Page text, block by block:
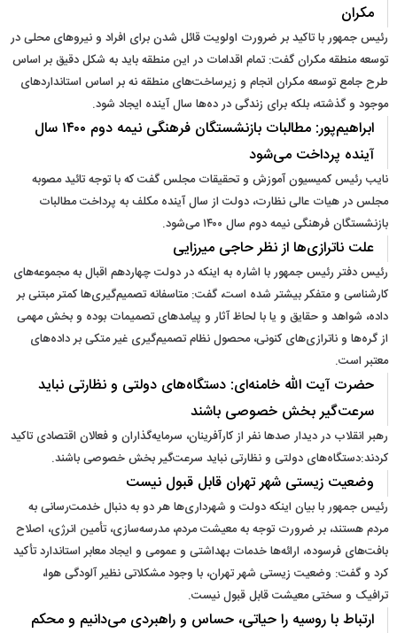
مکران
رئیس جمهور با تاکید بر ضرورت اولویت قائل شدن برای افراد و نیروهای محلی در
توسعه منطقه مکران گفت: تمام اقدامات در این منطقه باید به شکل دقیق بر اساس
طرح جامع توسعه مکران انجام و زیرساخت‌های منطقه نه بر اساس استانداردهای
موجود و گذشته، بلکه برای زندگی در ده‌ها سال آینده ایجاد شود.
ابراهیم‌پور: مطالبات بازنشستگان فرهنگی نیمه دوم ۱۴۰۰ سال
آینده پرداخت می‌شود
نایب رئیس کمیسیون آموزش و تحقیقات مجلس گفت که با توجه تائید مصوبه
مجلس در هیات عالی نظارت،‌ دولت از سال آینده مکلف به پرداخت مطالبات
بازنشستگان فرهنگی نیمه دوم سال ۱۴۰۰ می‌شود.
علت ناترازی‌ها از نظر حاجی میرزایی
رئیس دفتر رئیس جمهور با اشاره به اینکه در دولت چهاردهم اقبال به مجموعه‌های
کارشناسی و متفکر بیشتر شده است، گفت: متاسفانه تصمیم‌گیری‌ها کمتر مبتنی بر
داده، شواهد و حقایق و یا با لحاظ آثار و پیامدهای تصمیمات بوده و بخش مهمی
از گره‌ها و ناترازی‌های کنونی، محصول نظام تصمیم‌گیری غیر متکی بر داده‌های
معتبر است.
حضرت آیت الله خامنه‌ای: دستگاه‌های دولتی و نظارتی نباید
سرعت‌گیر بخش خصوصی باشند
رهبر انقلاب در دیدار صدها نفر از کارآفرینان، سرمایه‌گذاران و فعالان اقتصادی تاکید
کردند:دستگاه‌های دولتی و نظارتی نباید سرعت‌گیر بخش خصوصی باشند.
وضعیت زیستی شهر تهران قابل قبول نیست
رئیس جمهور با بیان اینکه دولت و شهرداری‌ها هر دو به دنبال خدمت‌رسانی به
مردم هستند، بر ضرورت توجه به معیشت مردم، مدرسه‌سازی، تأمین انرژی، اصلاح
بافت‌های فرسوده، ارائه‌ها خدمات بهداشتی و عمومی و ایجاد معابر استاندارد تأکید
کرد و گفت: وضعیت زیستی شهر تهران، با وجود مشکلاتی نظیر آلودگی هوا،
ترافیک و سختی معیشت قابل قبول نیست.
ارتباط با روسیه را حیاتی، حساس و راهبردی می‌دانیم و محکم